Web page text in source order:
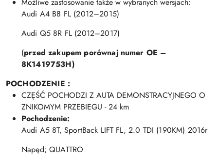
Możliwe zastosowanie także w wybranych wersjach:
Audi A4 B8 FL (2012–2015)
Audi Q5 8R FL (2012–2017)
(przed zakupem porównaj numer OE –
8K1419753H)
POCHODZENIE :
CZĘŚĆ POCHODZI Z AUTA DEMONSTRACYJNEGO O
ZNIKOMYM PRZEBIEGU - 24 km
Pochodzenie:
Audi A5 8T, SportBack LIFT FL, 2.0 TDI (190KM) 2016r
Napęd; QUATTRO